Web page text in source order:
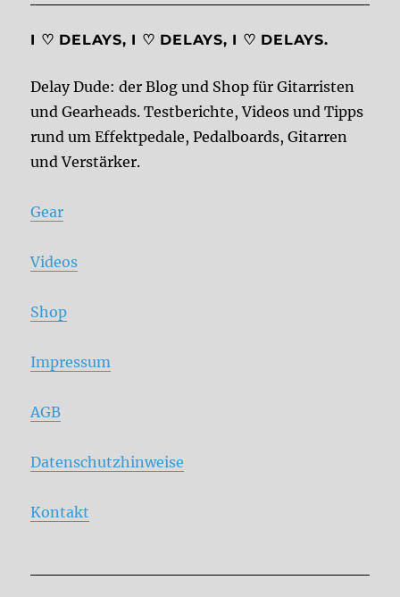
I ♡ DELAYS, I ♡ DELAYS, I ♡ DELAYS.
Delay Dude: der Blog und Shop für Gitarristen
und Gearheads. Testberichte, Videos und Tipps
rund um Effektpedale, Pedalboards, Gitarren
und Verstärker.
Gear
Videos
Shop
Impressum
AGB
Datenschutzhinweise
Kontakt